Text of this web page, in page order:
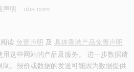
声明 ubs.com
读 免责声明 及 具体香港产品免责声明
用这些网站的产品及服务。 进一步数据请
。报价或数据的发送可能因为数据提供